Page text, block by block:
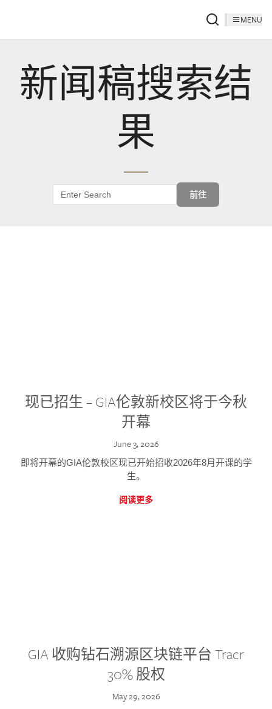
MENU
新闻稿搜索结
果
前往
现已招生 – GIA伦敦新校区将于今秋
开幕
June 3, 2026
即将开幕的GIA伦敦校区现已开始招收2026年8月开课的学
生。
阅读更多
GIA 收购钻石溯源区块链平台 Tracr
30% 股权
May 29, 2026